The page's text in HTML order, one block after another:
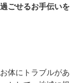
ごせるお手伝いを
体にトラブルがあ